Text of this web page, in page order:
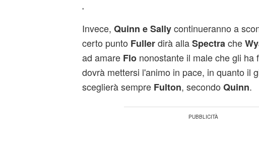
Invece, Quinn e Sallycontinueranno a
certo punto Fullerdirà allaSpectra che
ad amare Flononostante il male che gli ha
dovrà mettersi l'animo in pace, in quanto il
sceglierà sempre Fulton, secondo Quinn.